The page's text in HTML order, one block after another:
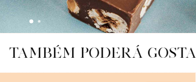
TAMBÉM PODERÁ